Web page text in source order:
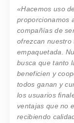
«Hacemos uso
proporcionamos
compañías de
ofrezcan
empaquetada.
busca que tanto
beneficien y
todos ganan y
los usuarios
ventajas que no
recibiendo